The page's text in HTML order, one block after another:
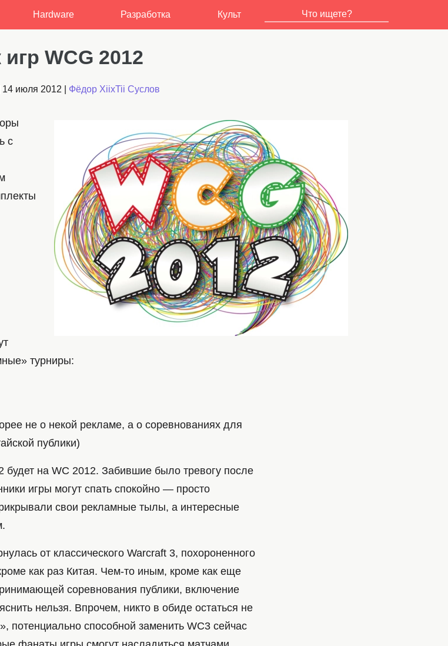
Hardware Разработка Культ
WCG 2012
14 июля 2012 Фёдор XiixTii Суслов
с
турниры:
не о некой рекламе, а о соревнованиях для
публики)
на WC 2012. Забившие было тревогу после
игры могут спать спокойно — просто
свои рекламные тылы, а интересные
от классического Warcraft 3, похороненного
как раз Китая. Чем-то иным, кроме как еще
соревнования публики, включение
нельзя. Впрочем, никто в обиде остаться не
потенциально способной заменить WC3 сейчас